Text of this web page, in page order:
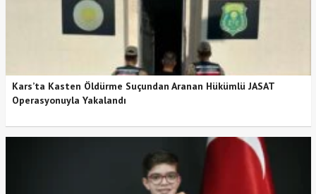
Kars’ta Kasten Öldürme Suçundan Aranan Hükümlü JASAT
Operasyonuyla Yakalandı